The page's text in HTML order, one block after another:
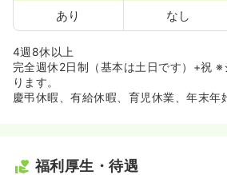
あり なし
4週8休以上
完全週休2日制（基本は土日です）+祝 ※
ります。
慶弔休暇、有給休暇、育児休業、年末年
福利厚生・待遇